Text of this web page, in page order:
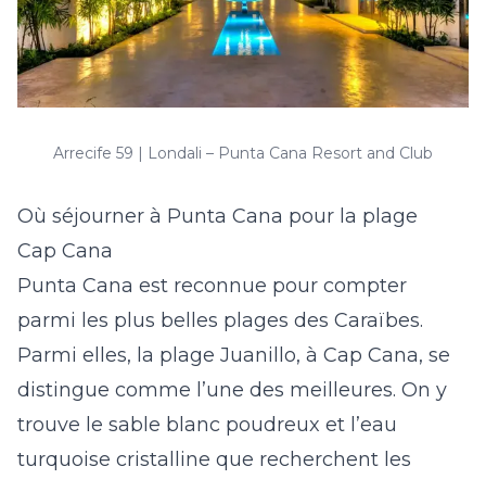
Arrecife 59 | Londali – Punta Cana Resort and Club
Où séjourner à Punta Cana pour la plage
Cap Cana
Punta Cana est reconnue pour compter
parmi les plus belles plages des Caraïbes.
Parmi elles, la plage Juanillo, à Cap Cana, se
distingue comme l’une des meilleures. On y
trouve le sable blanc poudreux et l’eau
turquoise cristalline que recherchent les